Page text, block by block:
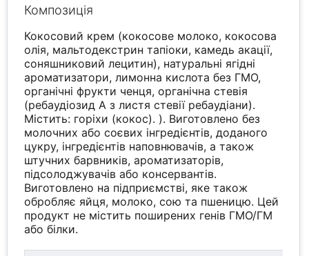
Композиція
Кокосовий крем (кокосове молоко, кокосова
олія, мальтодекстрин тапіоки, камедь акації,
соняшниковий лецитин), натуральні ягідні
ароматизатори, лимонна кислота без ГМО,
органічні фрукти ченця, органічна стевія
(ребаудіозид А з листя стевії ребаудіани).
Містить: горіхи (кокос). ). Виготовлено без
молочних або соєвих інгредієнтів, доданого
цукру, інгредієнтів наповнювачів, а також
штучних барвників, ароматизаторів,
підсолоджувачів або консервантів.
Виготовлено на підприємстві, яке також
обробляє яйця, молоко, сою та пшеницю. Цей
продукт не містить поширених генів ГМО/ГМ
або білки.